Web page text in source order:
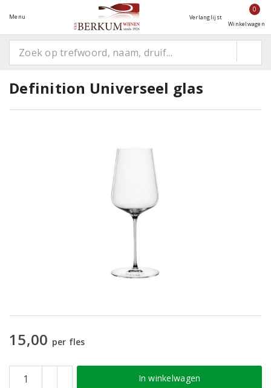
Menu Verlanglijst
0
Winkelwagen
Definition Universeel glas
15,00 per fles
In winkelwagen